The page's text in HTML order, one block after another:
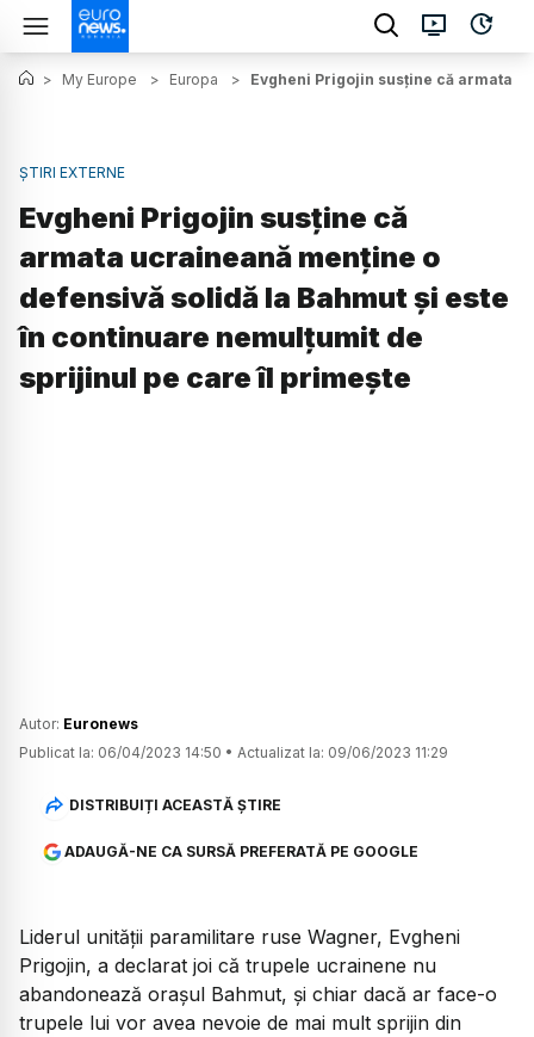
> My Europe > Europa > Evgheni Prigojin susține că armata
ȘTIRI EXTERNE
Evgheni Prigojin susține că
armata ucraineană menţine o
defensivă solidă la Bahmut și este
în continuare nemulțumit de
sprijinul pe care îl primește
Autor: Euronews
Publicat la: 06/04/2023 14:50 • Actualizat la: 09/06/2023 11:29
DISTRIBUIȚI ACEASTĂ ȘTIRE
ADAUGĂ-NE CA SURSĂ PREFERATĂ PE GOOGLE
Liderul unităţii paramilitare ruse Wagner, Evgheni
Prigojin, a declarat joi că trupele ucrainene nu
abandonează oraşul Bahmut, şi chiar dacă ar face-o
trupele lui vor avea nevoie de mai mult sprijin din